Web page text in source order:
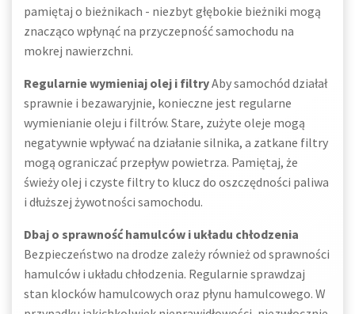
pamiętaj o bieżnikach - niezbyt głębokie bieżniki mogą
znacząco wpłynąć na przyczepność samochodu na
mokrej nawierzchni.
Regularnie wymieniaj olej i filtryAby samochód działał
sprawnie i bezawaryjnie, konieczne jest regularne
wymienianie oleju i filtrów. Stare, zużyte oleje mogą
negatywnie wpływać na działanie silnika, a zatkane filtry
mogą ograniczać przepływ powietrza. Pamiętaj, że
świeży olej i czyste filtry to klucz do oszczędności paliwa
i dłuższej żywotności samochodu.
Dbaj o sprawność hamulców i układu chłodzenia
Bezpieczeństwo na drodze zależy również od sprawności
hamulców i układu chłodzenia. Regularnie sprawdzaj
stan klocków hamulcowych oraz płynu hamulcowego. W